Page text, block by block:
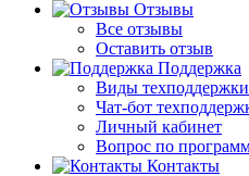
Отзывы
Все отзывы
Оставить отзыв
Поддержка
Виды техподдержки
Чат-бот
Личный кабинет
Вопрос по
Контакты